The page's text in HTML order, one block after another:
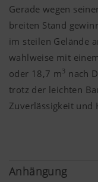
Mehr Infos
Wir möchten
Gerade wegen
breiten Stand
im steilen Gelände
wahlweise mit
oder 18,7 m3 nach
trotz der leichten
Zuverlässigkeit und
Anhängung